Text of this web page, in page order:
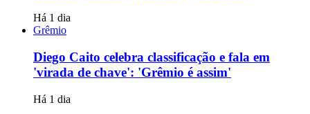
Há 1 dia
Grêmio
Diego Caito celebra classificação e fala em
'virada de chave': 'Grêmio é assim'
Há 1 dia